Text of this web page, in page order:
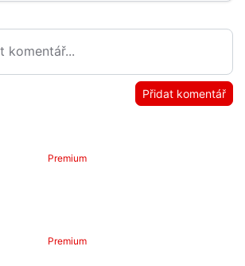
Přidat komentář
Premium
Premium